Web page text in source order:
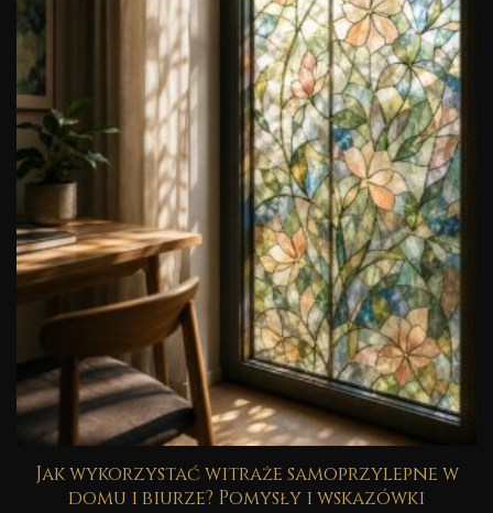
Jak wykorzystać witraże samoprzylepne w
domu i biurze? Pomysły i wskazówki